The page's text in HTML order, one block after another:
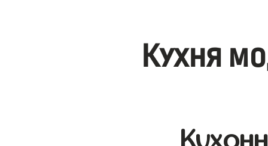
Кухня